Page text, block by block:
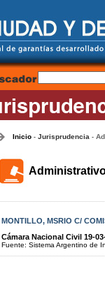
Inicio- Jurisprudencia-
MONTILLO, MSRIO C/
Cámara Nacional Civil 19-
Fuente: Sistema Argentino de